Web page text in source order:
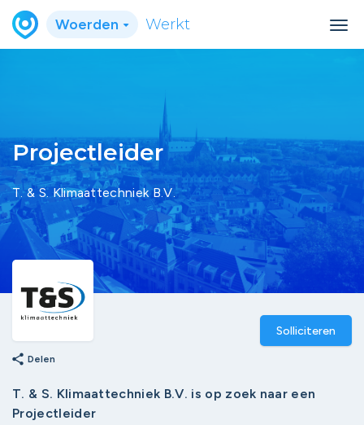
Woerden Werkt
Projectleider
T. & S. Klimaattechniek B.V.
Solliciteren
share Delen
T. & S. Klimaattechniek B.V. is op zoek naar een
Projectleider